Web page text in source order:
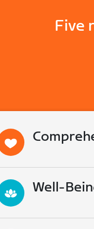
Five
Well-